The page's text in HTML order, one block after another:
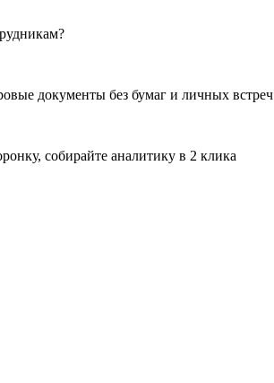
документы без бумаг и личных встреч
собирайте аналитику в 2 клика